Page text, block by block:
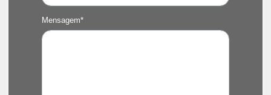
Mensagem*